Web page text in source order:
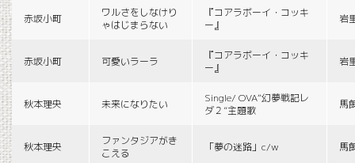
赤坂小町
ワルさをしなけり
ゃはじまらない
『コアラボーイ・コッキ
ー』
岩
赤坂小町 可愛いラーラ
『コアラボーイ・コッキ
ー』
岩
秋本理央 未来になりたい
Single/ OVA“幻夢戦記レ
ダ２”主題歌
馬
秋本理央
ファンタジアがき
こえる
「夢の迷路」c/w 馬